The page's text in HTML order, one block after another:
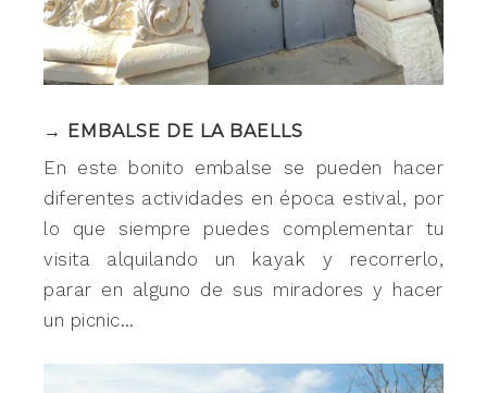
→ EMBALSE DE LA BAELLS
En este bonito embalse se pueden hacer
diferentes actividades en época estival, por
lo que siempre puedes complementar tu
visita alquilando un kayak y recorrerlo,
parar en alguno de sus miradores y hacer
un picnic…